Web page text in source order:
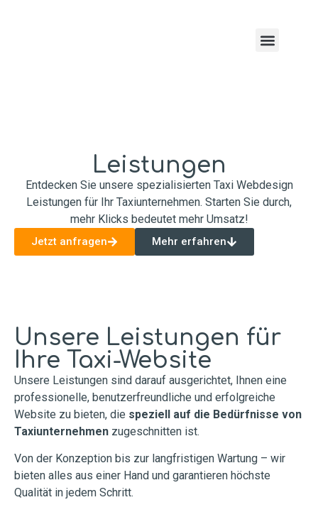
Leistungen
Entdecken Sie unsere spezialisierten Taxi Webdesign
Leistungen für Ihr Taxiunternehmen. Starten Sie durch,
mehr Klicks bedeutet mehr Umsatz!
Jetzt anfragen Mehr erfahren
Unsere Leistungen für
Ihre Taxi-Website
Unsere Leistungen sind darauf ausgerichtet, Ihnen eine
professionelle, benutzerfreundliche und erfolgreiche
Website zu bieten, die speziell auf die Bedürfnisse von
Taxiunternehmen zugeschnitten ist.
Von der Konzeption bis zur langfristigen Wartung – wir
bieten alles aus einer Hand und garantieren höchste
Qualität in jedem Schritt.